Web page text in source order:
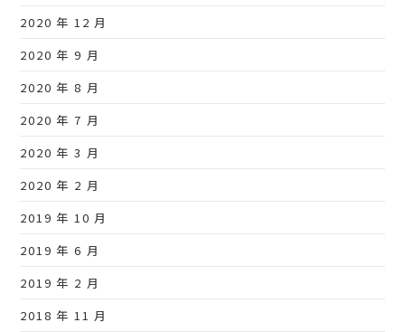
2020 年 12 月
2020 年 9 月
2020 年 8 月
2020 年 7 月
2020 年 3 月
2020 年 2 月
2019 年 10 月
2019 年 6 月
2019 年 2 月
2018 年 11 月